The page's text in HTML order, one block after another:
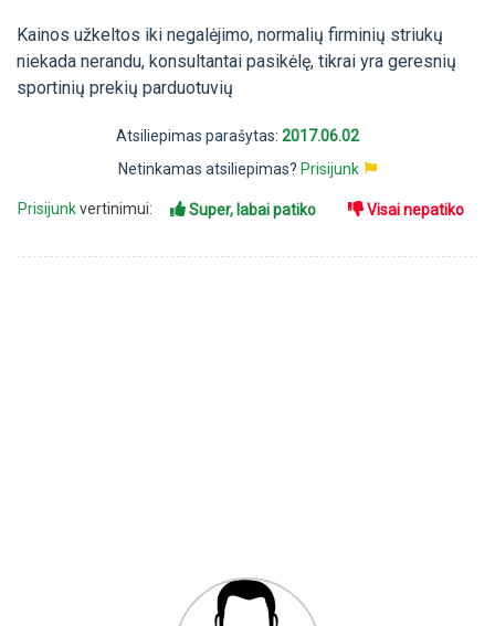
Kainos užkeltos iki negalėjimo, normalių firminių striukų
niekada nerandu, konsultantai pasikėlę, tikrai yra geresnių
sportinių prekių parduotuvių
Atsiliepimas parašytas: 2017.06.02
Netinkamas atsiliepimas? Prisijunk
Prisijunkvertinimui: Super, labai patiko Visai nepatiko